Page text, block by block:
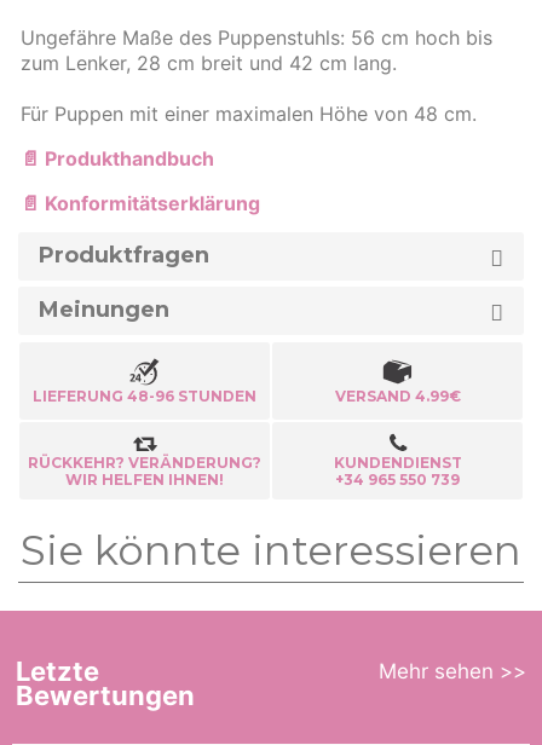
Ungefähre Maße des Puppenstuhls: 56 cm hoch bis
zum Lenker, 28 cm breit und 42 cm lang.
Für Puppen mit einer maximalen Höhe von 48 cm.
📄 Produkthandbuch
📄 Konformitätserklärung
Produktfragen
Meinungen
LIEFERUNG 48-96 STUNDEN VERSAND 4.99€
RÜCKKEHR? VERÄNDERUNG?
WIR HELFEN IHNEN!
KUNDENDIENST
+34 965 550 739
Sie könnte interessieren
Letzte
Bewertungen
Mehr sehen >>